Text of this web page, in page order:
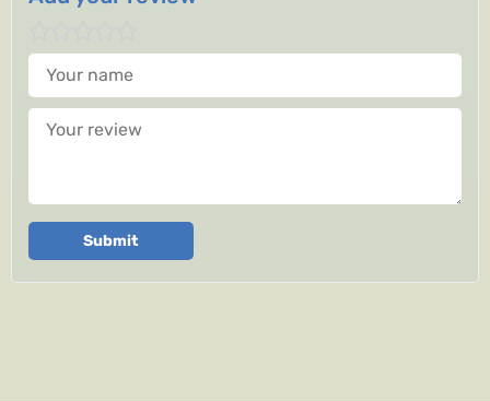
Your name
Your review
Submit